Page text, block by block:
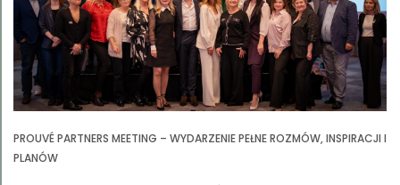
PROUVÉ PARTNERS MEETING – WYDARZENIE PEŁNE ROZMÓW, INSPIRACJI I
PLANÓW